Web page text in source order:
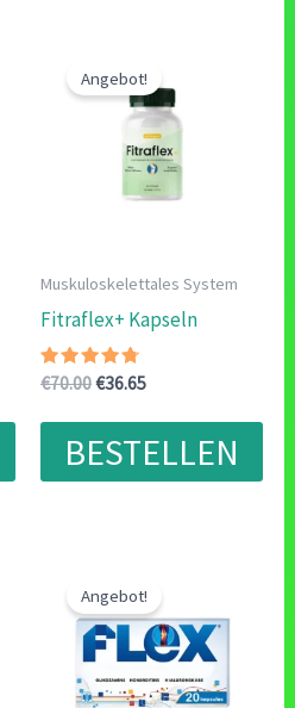
Angebot!
Muskuloskelettales System
Fitraflex+ Kapseln
Bewertet
von 5
€70.00Ursprünglicher
war:
€70.00
€36.65Aktueller
ist:
€36.65.
BESTELLEN
Angebot!